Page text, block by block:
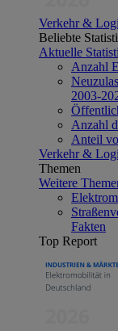
Verkehr &
Beliebte
Aktuelle
Anzahl
2003-
Anzahl
Anteil
Verkehr &
Themen
Weitere
Fakten
Top Report